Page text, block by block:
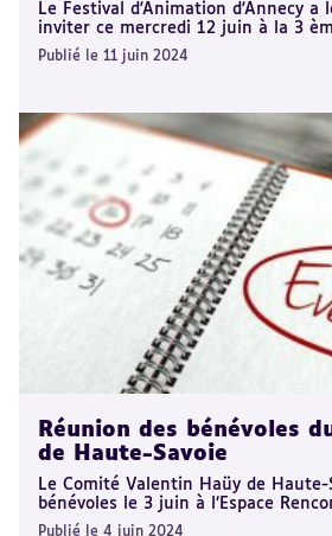
Le Festival d'Animation d'Annecy a
inviter ce mercredi 12 juin à la 3
Publié le 11 juin 2024
Réunion des bénévoles
de Haute-Savoie
Le Comité Valentin Haüy de Haute-
bénévoles le 3 juin à l’Espace
Publié le 4 juin 2024